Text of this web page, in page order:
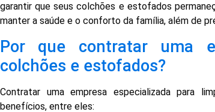
garantir que seus colchões e estofados
manter a saúde e o conforto da família, além de
Por que contratar uma
colchões e estofados?
Contratar uma empresa especializada para
benefícios, entre eles: